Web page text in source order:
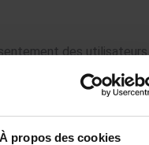
À propos des cookies
des utilisateurs